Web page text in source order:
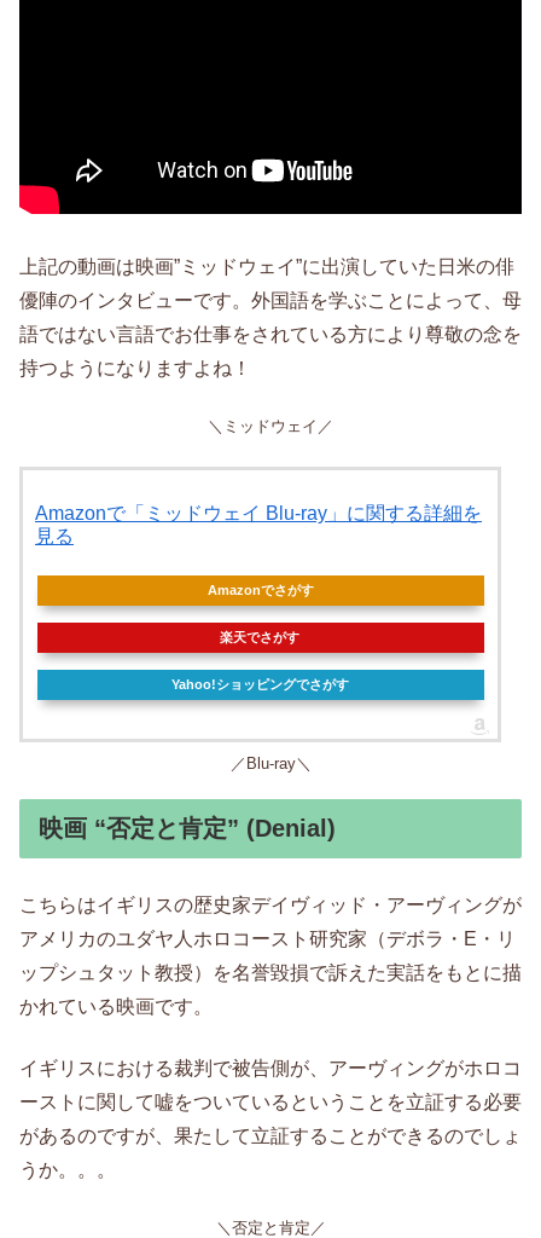
上記の動画は映画”ミッドウェイ”に出演していた日米の俳
優陣のインタビューです。外国語を学ぶことによって、母
語ではない言語でお仕事をされている方により尊敬の念を
持つようになりますよね！
＼ミッドウェイ／
Amazonで「ミッドウェイ Blu-ray」に関する詳細を
見る
Amazonでさがす
楽天でさがす
Yahoo!ショッピングでさがす
／Blu-ray＼
映画 “否定と肯定” (Denial)
こちらはイギリスの歴史家デイヴィッド・アーヴィングが
アメリカのユダヤ人ホロコースト研究家（デボラ・E・リ
ップシュタット教授）を名誉毀損で訴えた実話をもとに描
かれている映画です。
イギリスにおける裁判で被告側が、アーヴィングがホロコ
ーストに関して嘘をついているということを立証する必要
があるのですが、果たして立証することができるのでしょ
うか。。。
＼否定と肯定／